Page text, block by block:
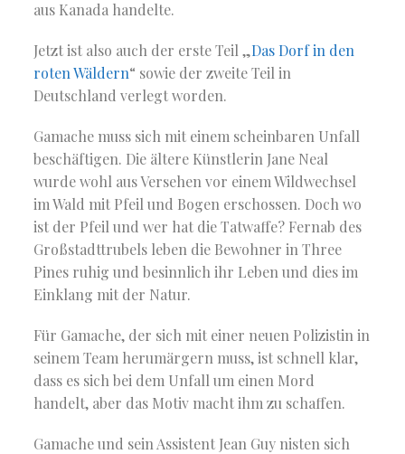
aus Kanada handelte.
Jetzt ist also auch der erste Teil „Das Dorf in den
roten Wäldern“ sowie der zweite Teil in
Deutschland verlegt worden.
Gamache muss sich mit einem scheinbaren Unfall
beschäftigen. Die ältere Künstlerin Jane Neal
wurde wohl aus Versehen vor einem Wildwechsel
im Wald mit Pfeil und Bogen erschossen. Doch wo
ist der Pfeil und wer hat die Tatwaffe? Fernab des
Großstadttrubels leben die Bewohner in Three
Pines ruhig und besinnlich ihr Leben und dies im
Einklang mit der Natur.
Für Gamache, der sich mit einer neuen Polizistin in
seinem Team herumärgern muss, ist schnell klar,
dass es sich bei dem Unfall um einen Mord
handelt, aber das Motiv macht ihm zu schaffen.
Gamache und sein Assistent Jean Guy nisten sich